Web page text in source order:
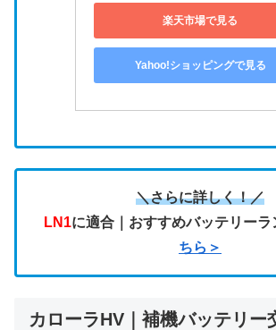
楽天市場で見る
Yahoo!ショッピングで見る
＼さらに詳しく！／
LN1に適合｜おすすめバッテリーラ
ちら＞
カローラHV｜補機バッテリー